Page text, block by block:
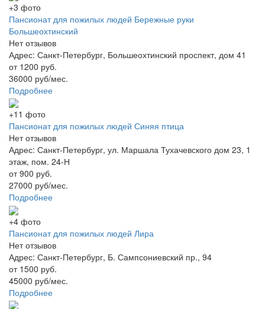
+3 фото
Пансионат для пожилых людей Бережные руки
Большеохтинский
Нет отзывов
Адрес: Санкт-Петербург, Большеохтинский проспект, дом 41
от 1200 руб.
36000 руб/мес.
Подробнее
+11 фото
Пансионат для пожилых людей Синяя птица
Нет отзывов
Адрес: Санкт-Петербург, ул. Маршала Тухачевского дом 23, 1
этаж, пом. 24-Н
от 900 руб.
27000 руб/мес.
Подробнее
+4 фото
Пансионат для пожилых людей Лира
Нет отзывов
Адрес: Санкт-Петербург, Б. Сампсониевский пр., 94
от 1500 руб.
45000 руб/мес.
Подробнее